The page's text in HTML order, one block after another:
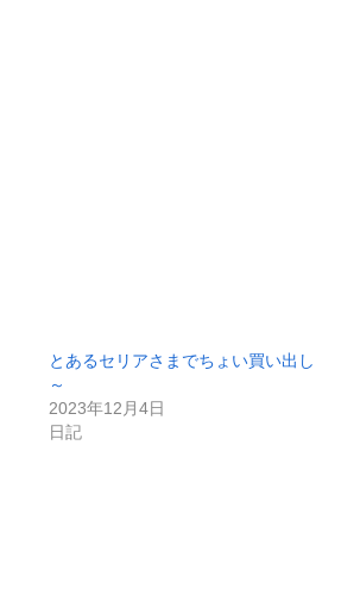
とあるセリアさまでちょい買い出し
～
2023年12月4日
日記